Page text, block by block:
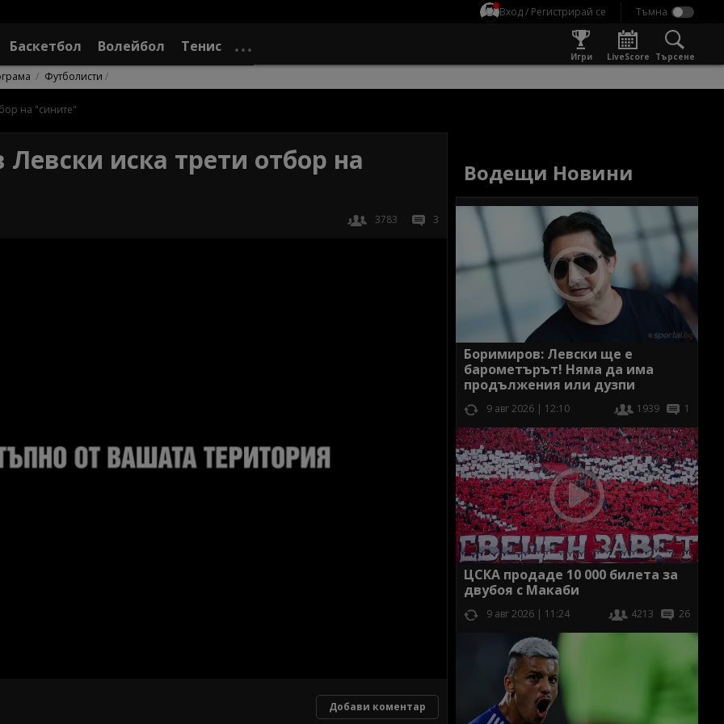
Вход / Регистрирай се
Баскетбол Волейбол Тенис
Игри LiveScore Търсене
Футболисти
на "сините"
иска трети отбор на
3783 3
Добави коментар
Водещи Новини
Боримиров: Левски ще е
барометърът! Няма да има
продължения или дузпи
9 авг 2026 | 12:10 1939 1
ЦСКА продаде 10 000 билета за
двубоя с Макаби
9 авг 2026 | 11:24 4213 26